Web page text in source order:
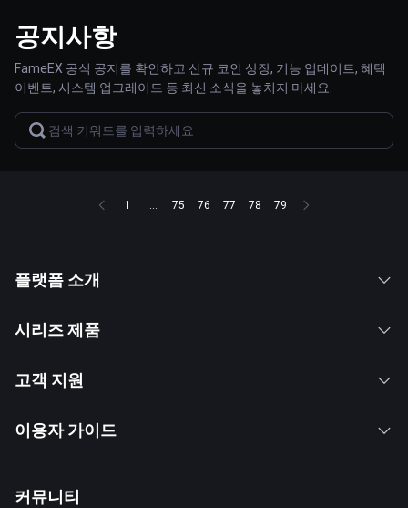
공지사항
FameEX 공식 공지를 확인하고 신규 코인 상장, 기능 업데이트, 혜택
이벤트, 시스템 업그레이드 등 최신 소식을 놓치지 마세요.
1 ... 75 76 77 78 79
플랫폼 소개
시리즈 제품
고객 지원
이용자 가이드
커뮤니티